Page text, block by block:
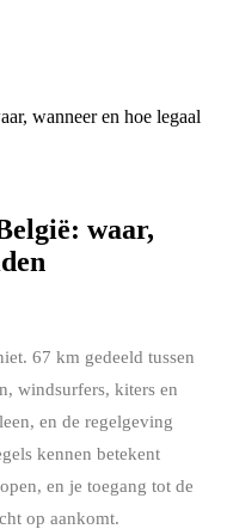
wanneer en hoe legaal
waar,
67 km gedeeld tussen
windsurfers, kiters en
en de regelgeving
kennen betekent
en je toegang tot de
op aankomt.